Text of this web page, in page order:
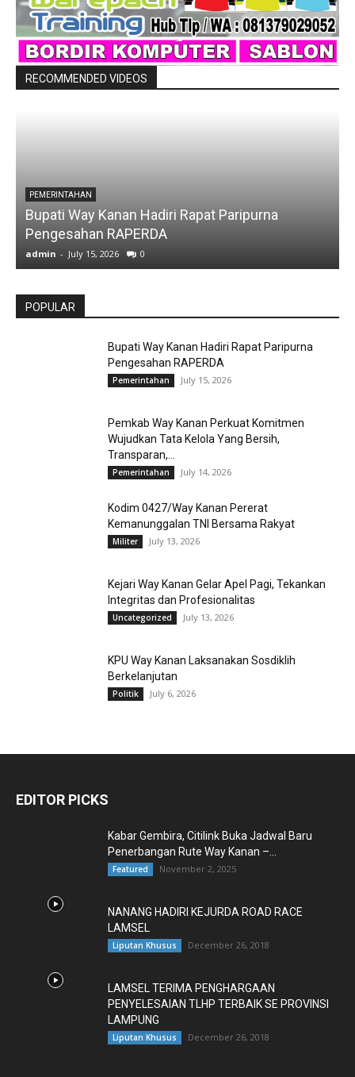
RECOMMENDED VIDEOS
PEMERINTAHAN
Bupati Way Kanan Hadiri Rapat Paripurna
Pengesahan RAPERDA
admin - July 15, 2026 0
POPULAR
Bupati Way Kanan Hadiri Rapat Paripurna
Pengesahan RAPERDA
Pemerintahan July 15, 2026
Pemkab Way Kanan Perkuat Komitmen
Wujudkan Tata Kelola Yang Bersih,
Transparan,...
Pemerintahan July 14, 2026
Kodim 0427/Way Kanan Pererat
Kemanunggalan TNI Bersama Rakyat
Militer July 13, 2026
Kejari Way Kanan Gelar Apel Pagi, Tekankan
Integritas dan Profesionalitas
Uncategorized July 13, 2026
KPU Way Kanan Laksanakan Sosdiklih
Berkelanjutan
Politik July 6, 2026
EDITOR PICKS
Kabar Gembira, Citilink Buka Jadwal Baru
Penerbangan Rute Way Kanan –...
Featured November 2, 2025
NANANG HADIRI KEJURDA ROAD RACE
LAMSEL
Liputan Khusus December 26, 2018
LAMSEL TERIMA PENGHARGAAN
PENYELESAIAN TLHP TERBAIK SE PROVINSI
LAMPUNG
Liputan Khusus December 26, 2018